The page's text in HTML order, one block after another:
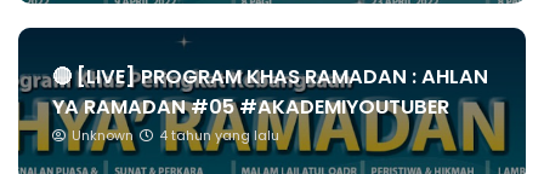
🔴 [LIVE] PROGRAM KHAS RAMADAN : AHLAN
YA RAMADAN #05 #AKADEMIYOUTUBER
Unknown 4 tahun yang lalu